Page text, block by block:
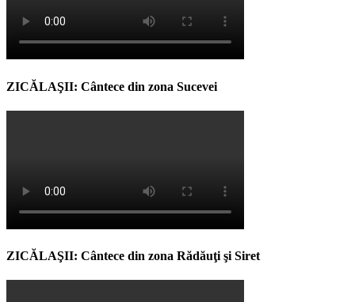
ZICĂLAŞII: Cântece din zona Sucevei
ZICĂLAŞII: Cântece din zona Rădăuţi şi Siret